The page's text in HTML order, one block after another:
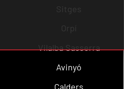
Sitges
Orpí
Vilalba Sasserra
Avinyó
Calders